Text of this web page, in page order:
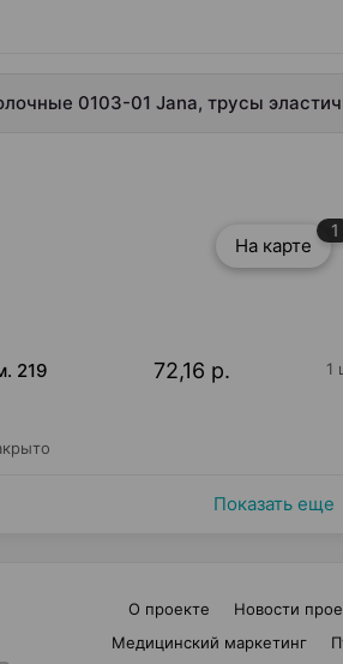
0103-01 Jana, трусы
На карте
1
219
72,16 р. 1
Показать еще
О проекте Новости
Медицинский маркетинг